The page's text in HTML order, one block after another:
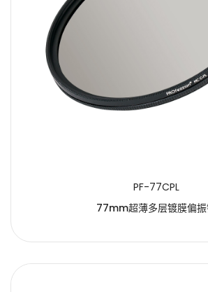
PF-77CPL
77mm超薄多层镀膜偏